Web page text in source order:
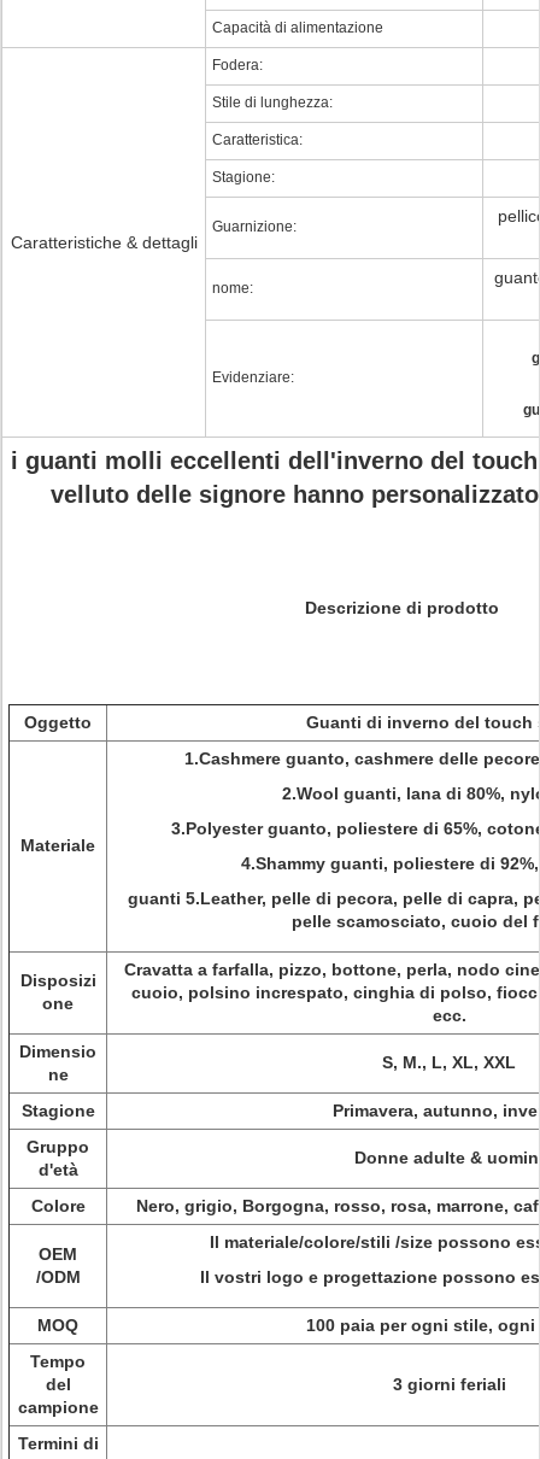
Capacità di alimentazione
Caratteristiche & dettagli
Fodera:
Stile di lunghezza:
Caratteristica:
Stagione:
Guarnizione:
nome:
Evidenziare:
i guanti molli eccellenti dell'inverno del
velluto delle signore hanno
Descrizione di prodotto
Oggetto Guanti di inverno del touch
Materiale
1.Cashmere guanto, cashmere delle
2.Wool guanti, lana di 80%,
3.Polyester guanto, poliestere di 65%,
4.Shammy guanti, poliestere di
guanti 5.Leather, pelle di pecora, pelle di capra,
pelle scamosciato, cuoio del
Disposizi
one
Cravatta a farfalla, pizzo, bottone, perla, nodo
cuoio, polsino increspato, cinghia di polso,
ecc.
Dimensio
ne
S, M., L, XL, XXL
Stagione
Primavera, autunno,
Gruppo
d'età
Donne adulte &
Colore Nero, grigio, Borgogna, rosso, rosa, marrone,
OEM
/ODM
Il materiale/colore/stili /size possono
Il vostri logo e progettazione possono
MOQ
100 paia per ogni stile, ogni
Tempo
del
campione
3 giorni feriali
Termini di